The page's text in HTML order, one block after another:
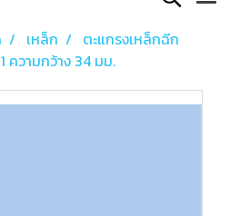
เหล็ก
ตะแกรงเหล็กฉีก
ความกว้าง 34 มม.